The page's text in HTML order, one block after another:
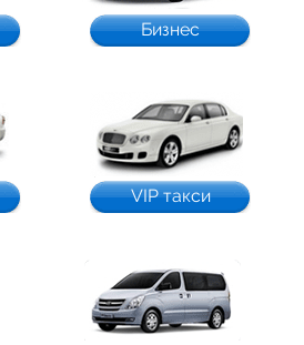
Бизнес
VIP такси